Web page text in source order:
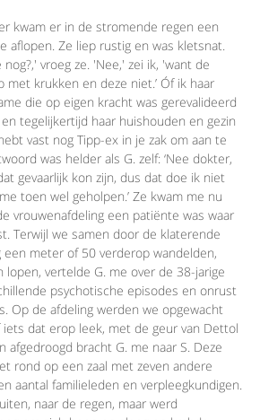
kwam er in de stromende regen een
aflopen. Ze liep rustig en was kletsnat.
vroeg ze. 'Nee,' zei ik, 'want de
met krukken en deze niet.’ Óf ik haar
die op eigen kracht was gerevalideerd
tegelijkertijd haar huishouden en gezin
vast nog Tipp-ex in je zak om aan te
was helder als G. zelf: ‘Nee dokter,
gevaarlijk kon zijn, dus dat doe ik niet
toen wel geholpen.’ Ze kwam me nu
vrouwenafdeling een patiënte was waar
Terwijl we samen door de klaterende
een meter of 50 verderop wandelden,
lopen, vertelde G. me over de 38-jarige
psychotische episodes en onrust
Op de afdeling werden we opgewacht
dat erop leek, met de geur van Dettol
afgedroogd bracht G. me naar S. Deze
rond op een zaal met zeven andere
aantal familieleden en verpleegkundigen.
naar de regen, maar werd